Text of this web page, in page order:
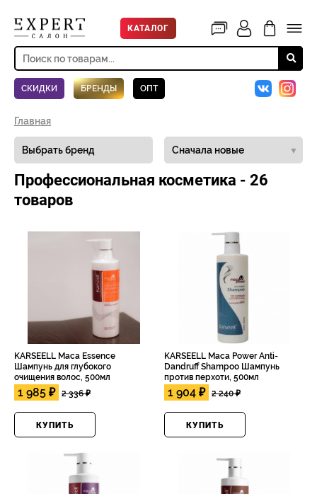
СКИДКИ БРЕНДЫ ОПТ
КАТАЛОГ
Главная
▼
Профессиональная косметика - 26
товаров
KARSEELL Maca Essence
Шампунь для глубокого
очищения волос, 500мл
1 985 ₽ 2 336 ₽
КУПИТЬ
KARSEELL Maca Power Anti-
Dandruff Shampoo Шампунь
против перхоти, 500мл
1 904 ₽ 2 240 ₽
КУПИТЬ